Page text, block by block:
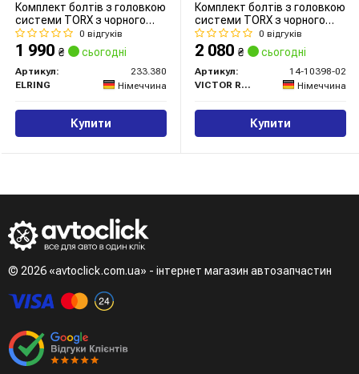
Комплект болтів з головкою
системи TORX з чорного
металу
0 відгуків
1 990 ₴ сьогодні
Артикул:
233.380
ELRING
Німеччина
Купити
Комплект болтів з головкою
системи TORX з чорного
металу
0 відгуків
2 080 ₴ сьогодні
Артикул:
14-10398-02
VICTOR REINZ
Німеччина
Купити
© 2026 «avtoclick.com.ua» - інтернет магазин автозапчастин